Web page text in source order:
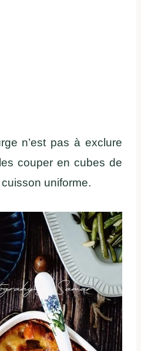
n’est pas à exclure
couper en cubes de
uniforme.